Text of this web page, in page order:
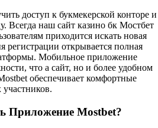
доступ к букмекерской конторе и
Всегда наш сайт казино бк Мостбет
приходится искать новая
регистрации открывается полная
Мобильное приложение
что а сайт, но и более удобном
обеспечивает комфортные
участников.
Приложение Mostbet?